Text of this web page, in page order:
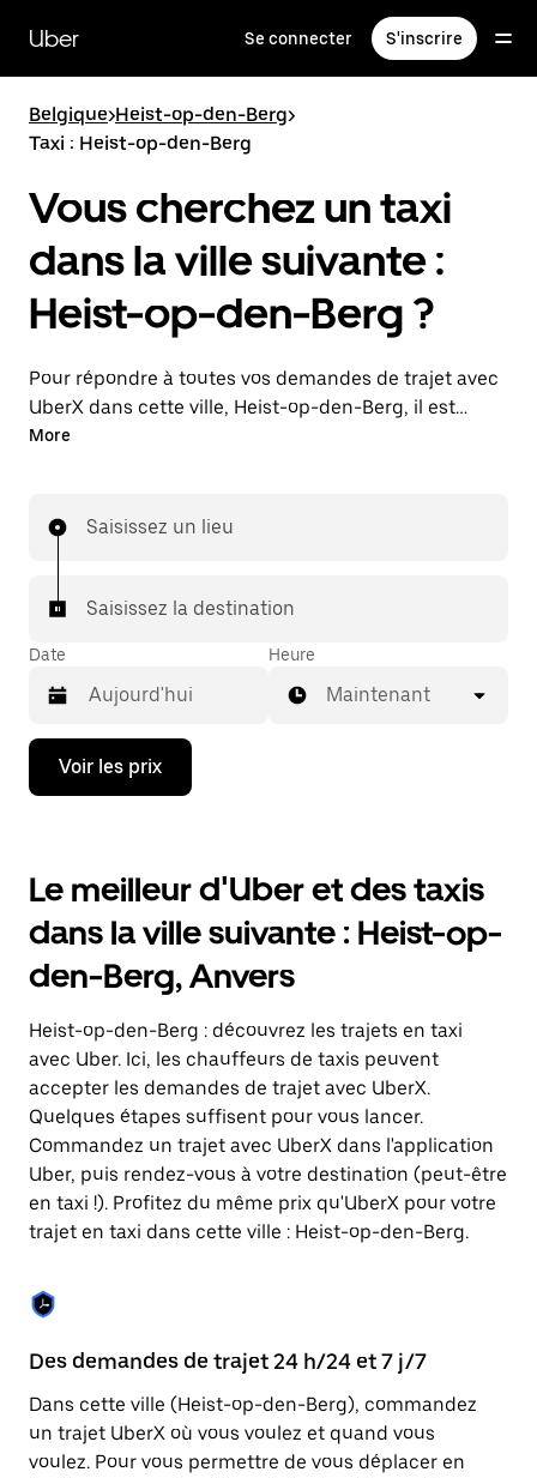
contenu
principal
Uber Se connecter S'inscrire
Belgique>Heist-op-den-Berg>
Taxi : Heist-op-den-Berg
Vous cherchez un taxi
dans la ville suivante :
Heist-op-den-Berg ?
Pour répondre à toutes vos demandes de trajet avec
UberX dans cette ville, Heist-op-den-Berg, il est
probable que nous vous mettions en relation avec un
abordables et de la même disponibilité (24 h/24 et
More
Saisissez un lieu
Saisissez la destination
Date
Appuyez
la
bas
pour
ouvrir
le
calendrier
et
une
date.
Appuyez
sur
la
touche
Échap
pour
fermer
le
calendrier.
Heure
Maintenant
Voir les prix
Le meilleur d'Uber et des taxis
dans la ville suivante : Heist-op-
den-Berg, Anvers
Heist-op-den-Berg : découvrez les trajets en taxi
avec Uber. Ici, les chauffeurs de taxis peuvent
accepter les demandes de trajet avec UberX.
Quelques étapes suffisent pour vous lancer.
Commandez un trajet avec UberX dans l'application
Uber, puis rendez-vous à votre destination (peut-être
en taxi !). Profitez du même prix qu'UberX pour votre
trajet en taxi dans cette ville : Heist-op-den-Berg.
Des demandes de trajet 24 h/24 et 7 j/7
Dans cette ville (Heist-op-den-Berg), commandez
un trajet UberX où vous voulez et quand vous
voulez. Pour vous permettre de vous déplacer en